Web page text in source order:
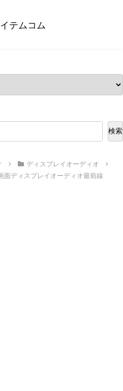
テムコム
検索
ディスプレイオーディオ
面ディスプレイオーディオ最前線